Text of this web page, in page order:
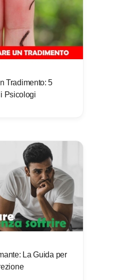
Tradimento: 5
Psicologi
La Guida per